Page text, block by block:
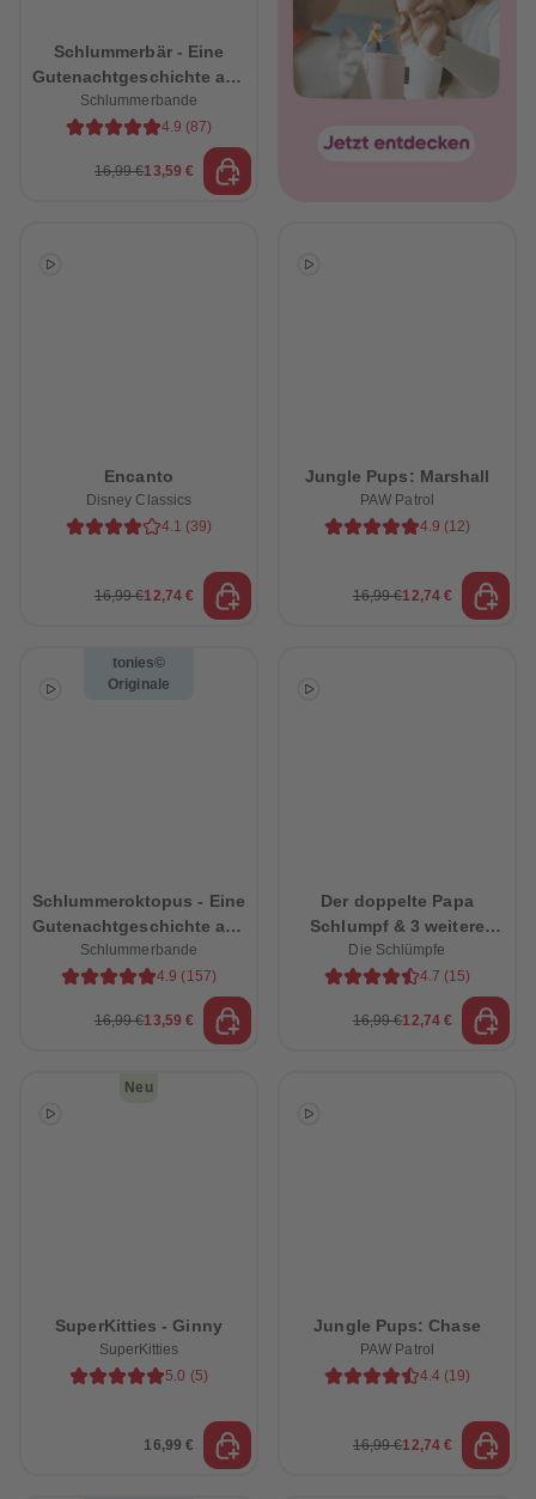
Schlummerbär - Eine
Gutenachtgeschichte aus
dem Schlummerwald
Schlummerbande
4.9 (87)
16,99 €13,59 €
Encanto
Disney Classics
4.1 (39)
16,99 €12,74 €
Jungle Pups: Marshall
PAW Patrol
4.9 (12)
16,99 €12,74 €
tonies©
Originale
Schlummeroktopus - Eine
Gutenachtgeschichte aus
dem Ozean
Schlummerbande
4.9 (157)
16,99 €13,59 €
Der doppelte Papa
Schlumpf & 3 weitere
schlumpfige Abenteuer
Die Schlümpfe
4.7 (15)
16,99 €12,74 €
Neu
SuperKitties - Ginny
SuperKitties
5.0 (5)
16,99 €
Jungle Pups: Chase
PAW Patrol
4.4 (19)
16,99 €12,74 €